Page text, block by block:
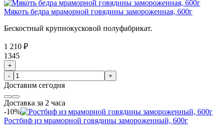
Мякоть бедра мраморной говядины замороженная, 600г
Бескостный крупнокусковой полуфабрикат.
1 210 ₽
1345
+
-
+
Доставим сегодня
Доставка за 2 часа
-10%
Ростбиф из мраморной говядины замороженный, 600г